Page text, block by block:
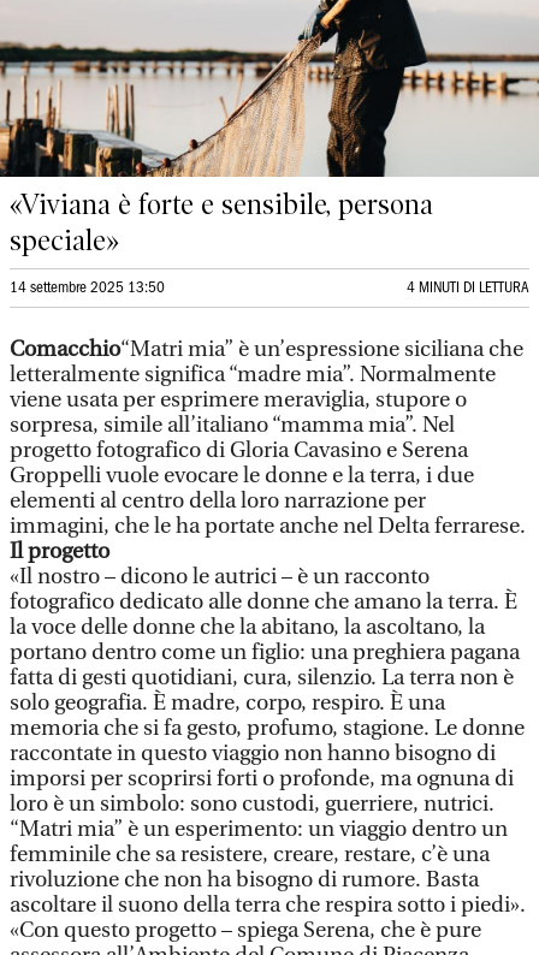
«Viviana è forte e sensibile, persona
speciale»
14 settembre 2025 13:50 4 MINUTI DI LETTURA
Comacchio“Matri mia” è un’espressione siciliana che
letteralmente significa “madre mia”. Normalmente
viene usata per esprimere meraviglia, stupore o
sorpresa, simile all’italiano “mamma mia”. Nel
progetto fotografico di Gloria Cavasino e Serena
Groppelli vuole evocare le donne e la terra, i due
elementi al centro della loro narrazione per
immagini, che le ha portate anche nel Delta ferrarese.
Il progetto
«Il nostro – dicono le autrici – è un racconto
fotografico dedicato alle donne che amano la terra. È
la voce delle donne che la abitano, la ascoltano, la
portano dentro come un figlio: una preghiera pagana
fatta di gesti quotidiani, cura, silenzio. La terra non è
solo geografia. È madre, corpo, respiro. È una
memoria che si fa gesto, profumo, stagione. Le donne
raccontate in questo viaggio non hanno bisogno di
imporsi per scoprirsi forti o profonde, ma ognuna di
loro è un simbolo: sono custodi, guerriere, nutrici.
“Matri mia” è un esperimento: un viaggio dentro un
femminile che sa resistere, creare, restare, c’è una
rivoluzione che non ha bisogno di rumore. Basta
ascoltare il suono della terra che respira sotto i piedi».
«Con questo progetto – spiega Serena, che è pure